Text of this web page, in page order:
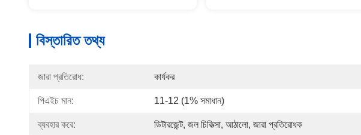
বিস্তারিত তথ্য
জারা প্রতিরোধ: কার্যকর
পিএইচ মান: 11-12 (1% সমাধান)
ব্যবহার করে: ডিটারজেন্ট, জল চিকিত্সা, আঠালো, জারা প্রতিরোধক